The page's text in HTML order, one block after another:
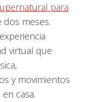
para
dos meses.
virtual que
y movimientos
casa.